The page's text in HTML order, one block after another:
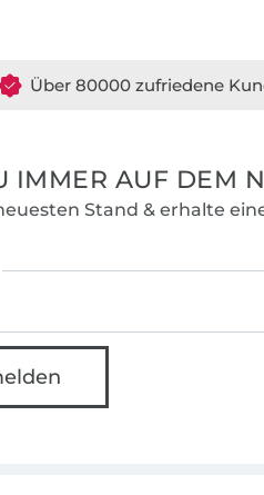
Über 80000 zufriedene
IMMER AUF DEM
Stand & erhalte